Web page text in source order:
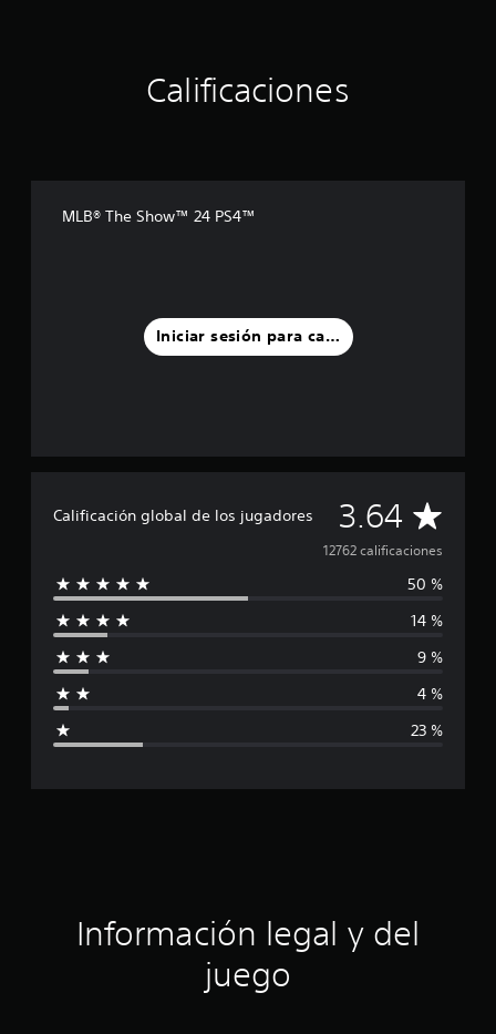
Calificaciones
MLB® The Show™ 24 PS4™
Iniciar sesión para calificar
Calificación global de los jugadores 3.64 C
a
l
a
ó
12762 calificaciones
50 %
14 %
9 %
4 %
23 %
Información legal y del
juego